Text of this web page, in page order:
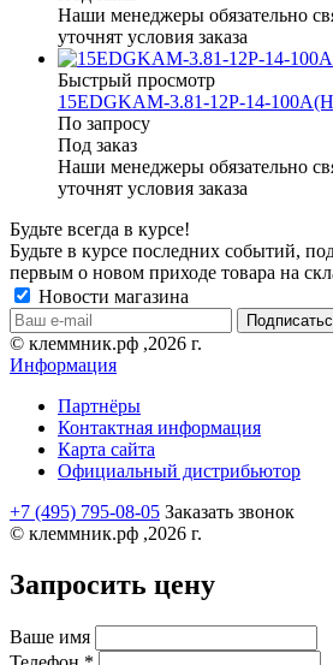
Наши менеджеры обязательно
уточнят условия заказа
Быстрый просмотр
15EDGKAM-3.81-12P-14-
По запросу
Под заказ
Наши менеджеры обязательно
уточнят условия заказа
Будьте всегда в курсе!
Будьте в курсе последних событий,
первым о новом приходе товара на
Новости магазина
© клеммник.рф ,2026 г.
Информация
Партнёры
Контактная информация
Карта сайта
Официальный дистрибьютор
+7 (495) 795-08-05 Заказать звонок
© клеммник.рф ,2026 г.
Запросить цену
Ваше имя